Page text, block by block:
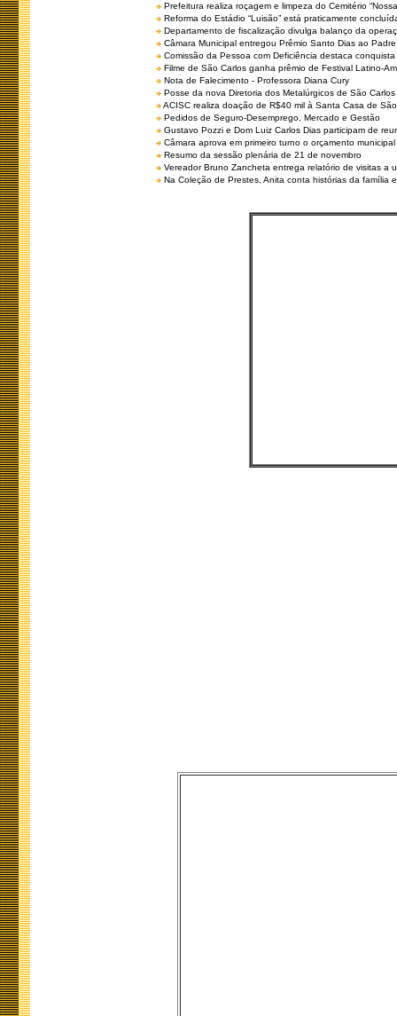
Prefeitura realiza roçagem e limpeza do Cemitério
Reforma do Estádio “Luisão” está praticamente
Departamento de fiscalização divulga balanço da
Câmara Municipal entregou Prêmio Santo Dias ao
Comissão da Pessoa com Deficiência destaca
Filme de São Carlos ganha prêmio de Festival Latino-
Nota de Falecimento - Professora Diana Cury
Posse da nova Diretoria dos Metalúrgicos de São
ACISC realiza doação de R$40 mil à Santa Casa de
Pedidos de Seguro-Desemprego, Mercado e Gestão
Gustavo Pozzi e Dom Luiz Carlos Dias participam de
Câmara aprova em primeiro turno o orçamento
Resumo da sessão plenária de 21 de novembro
Vereador Bruno Zancheta entrega relatório de visitas a
Na Coleção de Prestes, Anita conta histórias da família